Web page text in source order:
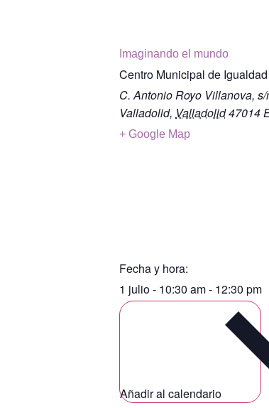
Imaginando el mundo
Centro Municipal de Igualdad
C. Antonio Royo Villanova, s/
Valladolid, Valladolid47014
+ Google Map
Fecha y hora:
1 julio- 10:30 am- 12:30 pm
Añadir al calendario